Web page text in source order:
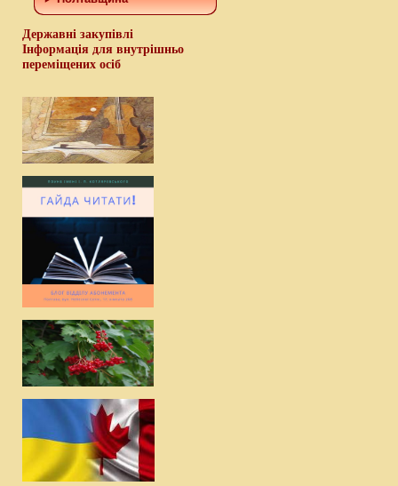
Державні закупівлі
Інформація для внутрішньо
переміщених осіб